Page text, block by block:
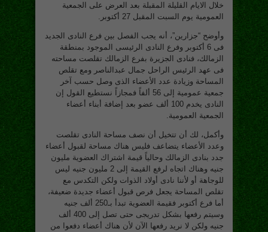
خلال الايام القليلة المقبلة بعد العرض على الجمعية
العمومية يوم السبت المقبل 27 أكتوبر.
وأوضح “جزارين”، أنه يجب الفصل بين فرع النادى الجديد
فى 6 أكتوبر وفرع النادى الرئيسى الموجود بمنطقة
الزمالك، فنادى الجزيرة بفرع الزمالك تقلصت مساحته
فى عهد الرئيس الراحل جمال عبدالناصر ومع تقلص
المساحة وزيادة عدد الأعضاء الذى وصل حسب آخر
جمعية عمومية إلى 56 ألفاً فمجازاً نستطيع القول إن
النادى يخدم 100 ألف عضو بعد إضافة أبناء أعضاء
الجمعية العمومية.
وأكمل، لك أن تتخيل أن نصف مساحة النادى تقلصت
وعدد الأعضاء يتضاعف فليس هناك مساحة لقبول أعضاء
جدد بنادى الزمالك وحالياً قيمة اشتراك العضوية مليون
جنيه وهناك اتجاه لرفع القيمة إلى 2 مليون جنيه ليس
للوجاهة أو لأننا نادى أولاد الذوات ولكن التكدس مع
تقلص المساحة يجعل فرص قبول أعضاء جديدة ضعيفة،
أما فرع أكتوبر فقيمة العضوية تبدأ بـ250 ألف جنيه
وسيتم رفعها بشكل تدريجى حتى تصل إلى 400 ألف
جنيه ولكن لا نريد رفعها الآن لأن هناك أعضاء دفعوا من